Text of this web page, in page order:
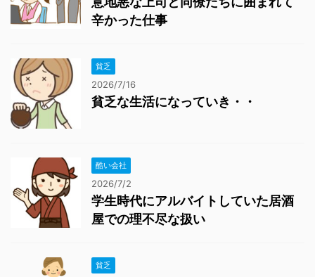
辛かった仕事
貧乏
2026/7/16
貧乏な生活になっていき・・
酷い会社
2026/7/2
学生時代にアルバイトしていた居酒
屋での理不尽な扱い
貧乏